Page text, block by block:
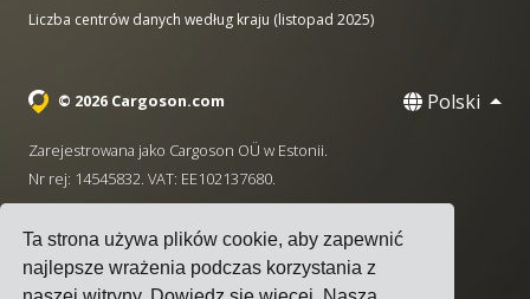
Ta strona używa plików cookie, aby zapewnić
najlepsze wrażenia podczas korzystania z
Liczba centrów danych według kraju (listopad 2025)
© 2026 Cargoson.com Polski
Zarejestrowana jako Cargoson OÜ w Estonii.
Nr rej: 14545832. VAT: EE102137680.
+372 5555 0028 · hello@cargoson.com